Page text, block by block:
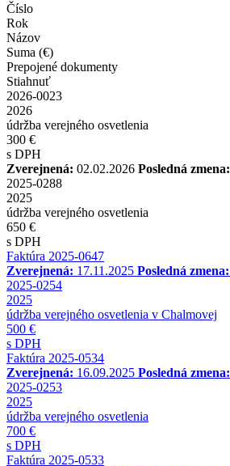
Číslo
Rok
Názov
Suma (€)
Prepojené dokumenty
Stiahnuť
2026-0023
2026
údržba verejného osvetlenia
300 €
s DPH
Zverejnená: 02.02.2026 Posledná zmena:
2025-0288
2025
údržba verejného osvetlenia
650 €
s DPH
Faktúra 2025-0647
Zverejnená: 17.11.2025 Posledná zmena:
2025-0254
2025
údržba verejného osvetlenia v Chalmovej
500 €
s DPH
Faktúra 2025-0534
Zverejnená: 16.09.2025 Posledná zmena:
2025-0253
2025
údržba verejného osvetlenia
700 €
s DPH
Faktúra 2025-0533